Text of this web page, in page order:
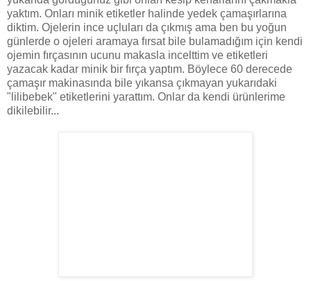
yaktım. Onları minik etiketler halinde yedek çamaşırlarına
diktim. Ojelerin ince uçluları da çıkmış ama ben bu yoğun
günlerde o ojeleri aramaya fırsat bile bulamadığım için kendi
ojemin fırçasının ucunu makasla incelttim ve etiketleri
yazacak kadar minik bir fırça yaptım. Böylece 60 derecede
çamaşır makinasında bile yıkansa çıkmayan yukarıdaki
"lilibebek" etiketlerini yarattım. Onlar da kendi ürünlerime
dikilebilir...